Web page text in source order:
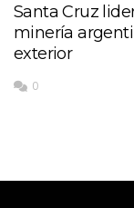
Santa Cruz
minería
exterior
0